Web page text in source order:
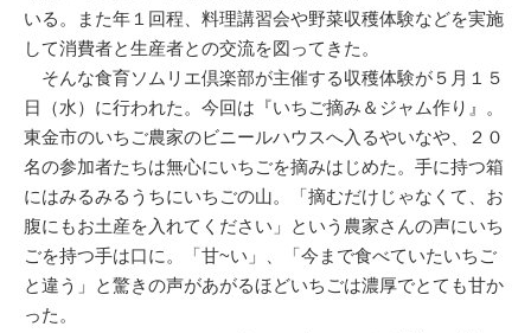
いる。また年１回程、料理講習会や野菜収穫体験などを実施
して消費者と生産者との交流を図ってきた。
そんな食育ソムリエ倶楽部が主催する収穫体験が５月１５
日（水）に行われた。今回は『いちご摘み＆ジャム作り』。
東金市のいちご農家のビニールハウスへ入るやいなや、２０
名の参加者たちは無心にいちごを摘みはじめた。手に持つ箱
にはみるみるうちにいちごの山。「摘むだけじゃなくて、お
腹にもお土産を入れてください」という農家さんの声にいち
ごを持つ手は口に。「甘~い」、「今まで食べていたいちご
と違う」と驚きの声があがるほどいちごは濃厚でとても甘か
った。